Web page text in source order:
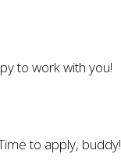
to work with you!
to apply, buddy!